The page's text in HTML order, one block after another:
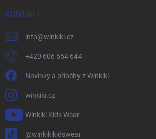
KONTAKT
info@winkiki.cz
+420 606 654 644
Novinky a příběhy z Winkiki
winkiki.cz
Winkiki Kids Wear
@winkikikidswear